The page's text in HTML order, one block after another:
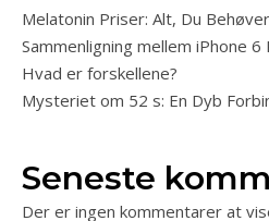
Melatonin Priser: Alt, Du
Sammenligning mellem iPhone 6
Hvad er forskellene?
Mysteriet om 52 s: En Dyb
Seneste
Der er ingen kommentarer at